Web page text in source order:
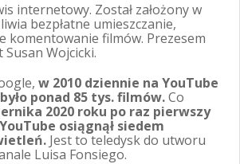
internetowy. Został założony w
bezpłatne umieszczanie,
komentowanie filmów. Prezesem
Wojcicki.
w 2010 dziennie na YouTube
ponad 85 tys. filmów.Co
2020 roku po raz pierwszy
osiągnął siedem
Jest to teledysk do utworu
Luisa Fonsiego.